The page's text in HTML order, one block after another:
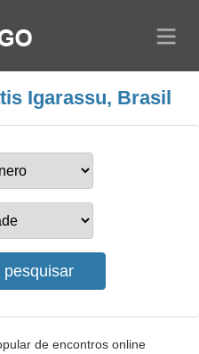
Igarassu, Brasil
de encontros online